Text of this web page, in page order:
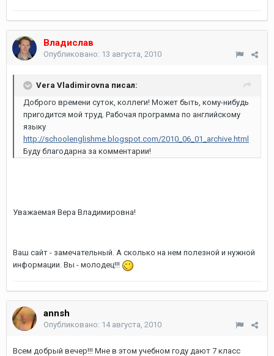
Владислав
Опубликовано: 13 августа, 2010
Vera Vladimirovna писал:
Доброго времени суток, коллеги! Может быть, кому-нибудь
пригодится мой труд. Рабочая программа по английскому
языку
http://schoolenglishme.blogspot.com/2010_06_01_archive.html
Буду благодарна за комментарии!
Уважаемая Вера Владимировна!
Ваш сайт - замечательный. А сколько на нем полезной и нужной
информации. Вы - молодец!!!
annsh
Опубликовано: 14 августа, 2010
Всем добрый вечер!!! Мне в этом учебном году дают 7 класс